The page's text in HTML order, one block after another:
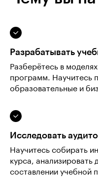
Разрабатывать
Разберётесь в
программ. Научитесь
образовательные и
Исследовать
Научитесь собирать
курса, анализировать
составлении учебной